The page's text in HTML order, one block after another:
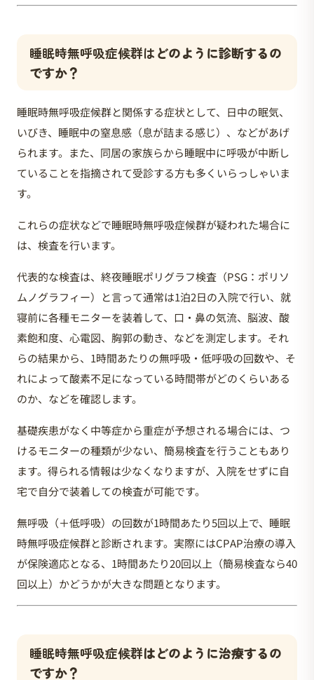
睡眠時無呼吸症候群はどのように診断するの
ですか？
睡眠時無呼吸症候群と関係する症状として、日中の眠気、
いびき、睡眠中の窒息感（息が詰まる感じ）、などがあげ
られます。また、同居の家族らから睡眠中に呼吸が中断し
ていることを指摘されて受診する方も多くいらっしゃいま
す。
これらの症状などで睡眠時無呼吸症候群が疑われた場合に
は、検査を行います。
代表的な検査は、終夜睡眠ポリグラフ検査（PSG：ポリソ
ムノグラフィー）と言って通常は1泊2日の入院で行い、就
寝前に各種モニターを装着して、口・鼻の気流、脳波、酸
素飽和度、心電図、胸郭の動き、などを測定します。それ
らの結果から、1時間あたりの無呼吸・低呼吸の回数や、そ
れによって酸素不足になっている時間帯がどのくらいある
のか、などを確認します。
基礎疾患がなく中等症から重症が予想される場合には、つ
けるモニターの種類が少ない、簡易検査を行うこともあり
ます。得られる情報は少なくなりますが、入院をせずに自
宅で自分で装着しての検査が可能です。
無呼吸（＋低呼吸）の回数が1時間あたり5回以上で、睡眠
時無呼吸症候群と診断されます。実際にはCPAP治療の導入
が保険適応となる、1時間あたり20回以上（簡易検査なら40
回以上）かどうかが大きな問題となります。
睡眠時無呼吸症候群はどのように治療するの
ですか？